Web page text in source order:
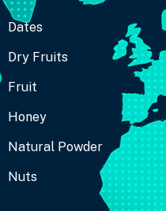
Dates
Dry Fruits
Fruit
Honey
Natural Powder
Nuts